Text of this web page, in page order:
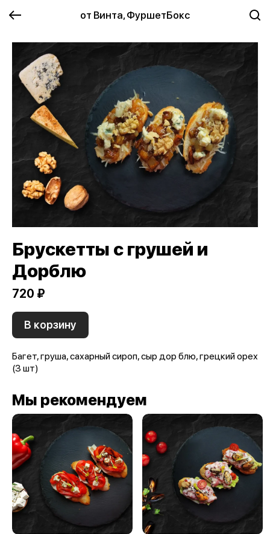
от Винта, ФуршетБокс
Брускетты с грушей и
Дорблю
720 ₽
В корзину
Багет, груша, сахарный сироп, сыр дор блю, грецкий орех
(3 шт)
Мы рекомендуем